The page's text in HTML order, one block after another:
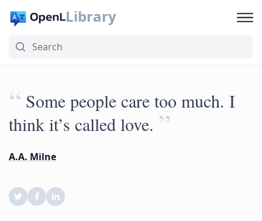
Library
“ Some people care too much. I
think it’s called love. ”
A.A. Milne